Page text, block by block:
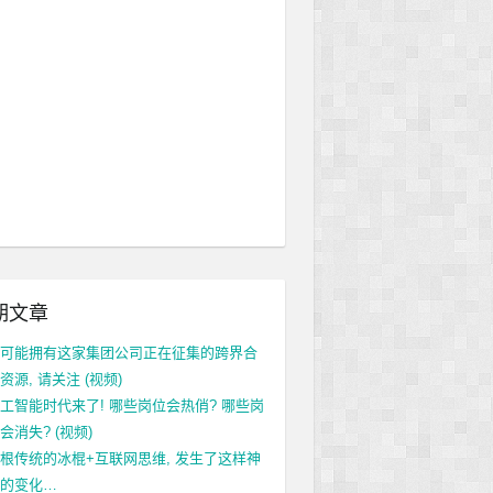
文章
能拥有这家集团公司正在征集的跨界合
源, 请关注 (视频)
智能时代来了! 哪些岗位会热俏? 哪些岗
消失? (视频)
传统的冰棍+互联网思维, 发生了这样神
变化…